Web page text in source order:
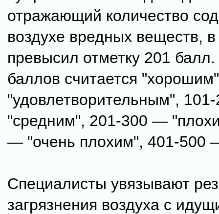
отражающий количество
воздухе вредных веществ,
превысил отметку 201
баллов считается
"удовлетворительным",
"средним", 201-300 —
— "очень плохим", 401-500
Специалисты увязывают
загрязнения воздуха с